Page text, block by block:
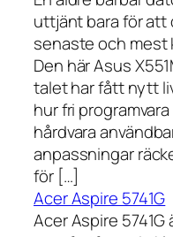
uttjänt bara för att
senaste och mest
Den här Asus
talet har fått nytt
hur fri
hårdvara
anpassningar
för […]
Acer Aspire 5741G
Acer Aspire